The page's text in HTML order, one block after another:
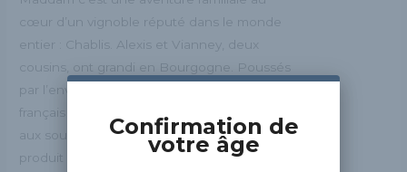
cœur d’un vignoble réputé dans le monde
entier : Chablis. Alexis et Vianney, deux
cousins, ont grandi en Bourgogne. Poussés
par l’envie de proposer un produit artisanal
français de qualité et par le désir d’un retour
aux sources, ils souhaitent valoriser un
produit résolument moderne possédant de
Confirmation de
votre âge